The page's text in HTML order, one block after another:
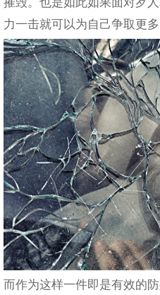
力一击就可以为自己争取更多
而作为这样一件即是有效的